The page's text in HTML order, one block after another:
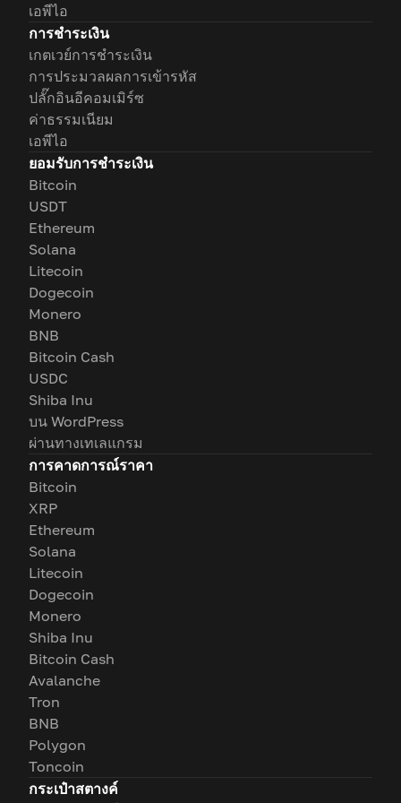
เอพีไอ
การชำระเงิน
เกตเวย์การชำระเงิน
การประมวลผลการเข้ารหัส
ปลั๊กอินอีคอมเมิร์ซ
ค่าธรรมเนียม
เอพีไอ
ยอมรับการชำระเงิน
Bitcoin
USDT
Ethereum
Solana
Litecoin
Dogecoin
Monero
BNB
Bitcoin Cash
USDC
Shiba Inu
บน WordPress
ผ่านทางเทเลแกรม
การคาดการณ์ราคา
Bitcoin
XRP
Ethereum
Solana
Litecoin
Dogecoin
Monero
Shiba Inu
Bitcoin Cash
Avalanche
Tron
BNB
Polygon
Toncoin
กระเป๋าสตางค์